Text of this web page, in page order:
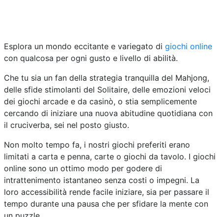
Esplora un mondo eccitante e variegato di giochi online
con qualcosa per ogni gusto e livello di abilità.
Che tu sia un fan della strategia tranquilla del Mahjong,
delle sfide stimolanti del Solitaire, delle emozioni veloci
dei giochi arcade e da casinò, o stia semplicemente
cercando di iniziare una nuova abitudine quotidiana con
il cruciverba, sei nel posto giusto.
Non molto tempo fa, i nostri giochi preferiti erano
limitati a carta e penna, carte o giochi da tavolo. I giochi
online sono un ottimo modo per godere di
intrattenimento istantaneo senza costi o impegni. La
loro accessibilità rende facile iniziare, sia per passare il
tempo durante una pausa che per sfidare la mente con